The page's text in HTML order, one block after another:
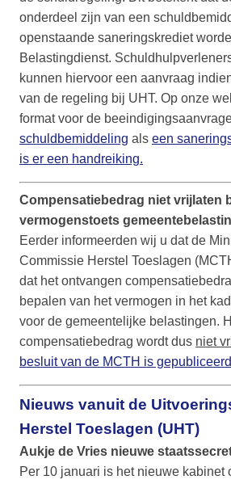
onderdeel zijn van een
openstaande saneringskrediet
Belastingdienst.
kunnen hiervoor een aanvraag
van de regeling bij UHT. Op onze
format voor de
schuldbemiddeling als een
is er een handreiking.
Compensatiebedrag niet vrijlaten
vermogenstoets
Eerder informeerden wij u dat de
Commissie Herstel Toeslagen
dat het ontvangen
bepalen van het vermogen in het
voor de gemeentelijke belastingen.
compensatiebedrag wordt dus niet
besluit van de MCTH is
Nieuws vanuit de
Herstel Toeslagen (UHT)
Aukje de Vries nieuwe
Per 10 januari is het nieuwe kabinet